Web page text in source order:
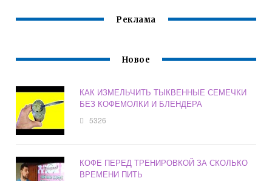
Реклама
Новое
КАК ИЗМЕЛЬЧИТЬ ТЫКВЕННЫЕ СЕМЕЧКИ
БЕЗ КОФЕМОЛКИ И БЛЕНДЕРА
5326
КОФЕ ПЕРЕД ТРЕНИРОВКОЙ ЗА СКОЛЬКО
ВРЕМЕНИ ПИТЬ